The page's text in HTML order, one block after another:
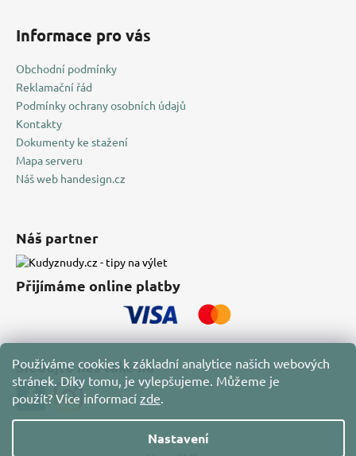
Používáme cookies k základní analytice našich webových
stránek. Díky tomu, je vylepšujeme. Můžeme je
použít? Více informací zde.
Nastavení
Informace pro vás
Obchodní podmínky
Reklamační řád
Podmínky ochrany osobních údajů
Kontakty
Dokumenty ke stažení
Mapa serveru
Náš web handesign.cz
Náš partner
Přijímáme online platby
Sledujte nás také na